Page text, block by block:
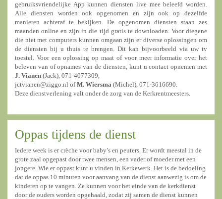
gebruiksvriendelijke App kunnen diensten live mee beleefd worden.
Alle diensten worden ook opgenomen en zijn ook op dezelfde
manieren achteraf te bekijken. De opgenomen diensten staan zes
maanden online en zijn in die tijd gratis te downloaden. Voor diegene
die niet met computers kunnen omgaan zijn er diverse oplossingen om
de diensten bij u thuis te brengen. Dit kan bijvoorbeeld via uw tv
toestel. Voor een oplossing op maat of voor meer informatie over het
beleven van of opnames van de diensten, kunt u contact opnemen met
J. Vianen (Jack), 071-4077309,
jctvianen@ziggo.nl ofM. Wiersma (Michel), 071-3616690.
Deze dienstverlening valt onder de zorg van de Kerkrentmeesters.
Oppas tijdens de dienst
Iedere week is er crèche voor baby’s en peuters. Er wordt meestal in de
grote zaal opgepast door twee mensen, een vader of moeder met een
jongere. Wie er oppast kunt u vinden in Kerkewerk. Het is de bedoeling
dat de oppas 10 minuten voor aanvang van de dienst aanwezig is om de
kinderen op te vangen. Ze kunnen voor het einde van de kerkdienst
door de ouders worden opgehaald, zodat zij samen de dienst kunnen